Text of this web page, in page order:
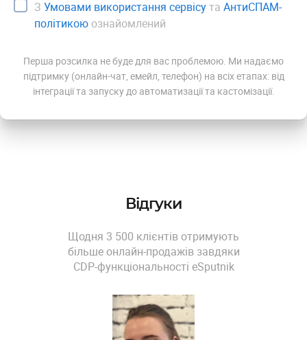
З Умовами використання сервісута АнтиСПАМ-
політикою ознайомлений
Перша розсилка не буде для вас проблемою. Ми надаємо
підтримку (онлайн-чат, емейл, телефон) на всіх етапах: від
інтеграції та запуску до автоматизації та кастомізації.
Відгуки
Щодня 3 500 клієнтів отримують
більше онлайн-продажів завдяки
CDP-функціональності eSputnik